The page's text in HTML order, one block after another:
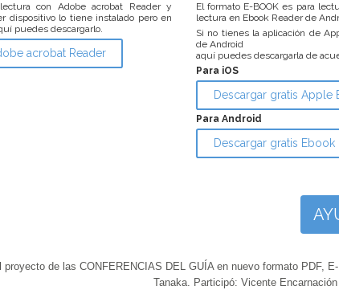
con Adobe acrobat Reader y
dispositivo lo tiene instalado pero en
puedes descargarlo.
acrobat Reader
El formato E-BOOK es para
lectura en Ebook Reader de
Si no tienes la aplicación de
de Android
aquí puedes descargarla de
Para iOS
Descargar gratis Apple
Para Android
Descargar gratis
proyecto de las CONFERENCIAS DEL GUÍA en nuevo formato PDF,
Tanaka. Participó: Vicente